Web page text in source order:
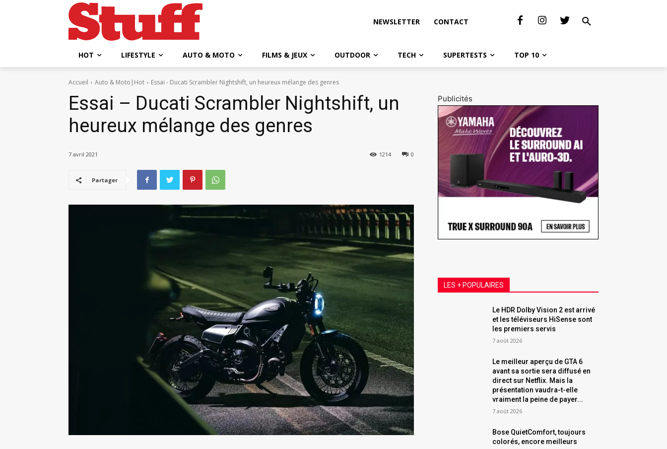
NEWSLETTER CONTACT
HOT LIFESTYLE AUTO & MOTO FILMS & JEUX OUTDOOR TECH SUPERTESTS TOP 10
Accueil Auto & Moto|Hot Essai - Ducati Scrambler Nightshift, un heureux mélange des genres
Essai – Ducati Scrambler Nightshift, un
heureux mélange des genres
7 avril 2021 0
1214
Partager
Publicités
LES + POPULAIRES
Le HDR Dolby Vision 2 est arrivé
et les téléviseurs HiSense sont
les premiers servis
7 août 2026
Le meilleur aperçu de GTA 6
avant sa sortie sera diffusé en
direct sur Netflix. Mais la
présentation vaudra-t-elle
vraiment la peine de payer...
7 août 2026
Bose QuietComfort, toujours
colorés, encore meilleurs